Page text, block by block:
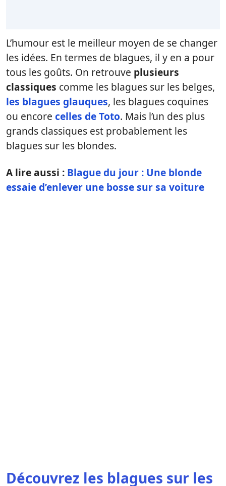
L’humour est le meilleur moyen de se changer
les idées. En termes de blagues, il y en a pour
tous les goûts. On retrouve plusieurs
classiques comme les blagues sur les belges,
les blagues glauques, les blagues coquines
ou encore celles de Toto. Mais l’un des plus
grands classiques est probablement les
blagues sur les blondes.
A lire aussi : Blague du jour : Une blonde
essaie d’enlever une bosse sur sa voiture
Découvrez les blagues sur les